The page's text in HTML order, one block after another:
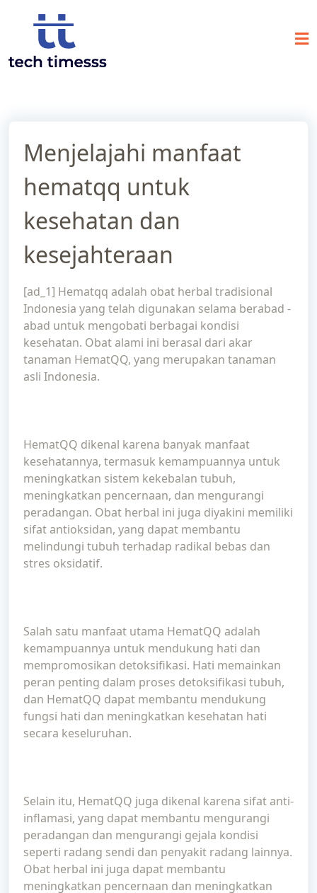
Menjelajahi manfaat
hematqq untuk
kesehatan dan
kesejahteraan
[ad_1] Hematqq adalah obat herbal tradisional
Indonesia yang telah digunakan selama berabad -
abad untuk mengobati berbagai kondisi
kesehatan. Obat alami ini berasal dari akar
tanaman HematQQ, yang merupakan tanaman
asli Indonesia.
HematQQ dikenal karena banyak manfaat
kesehatannya, termasuk kemampuannya untuk
meningkatkan sistem kekebalan tubuh,
meningkatkan pencernaan, dan mengurangi
peradangan. Obat herbal ini juga diyakini memiliki
sifat antioksidan, yang dapat membantu
melindungi tubuh terhadap radikal bebas dan
stres oksidatif.
Salah satu manfaat utama HematQQ adalah
kemampuannya untuk mendukung hati dan
mempromosikan detoksifikasi. Hati memainkan
peran penting dalam proses detoksifikasi tubuh,
dan HematQQ dapat membantu mendukung
fungsi hati dan meningkatkan kesehatan hati
secara keseluruhan.
Selain itu, HematQQ juga dikenal karena sifat anti-
inflamasi, yang dapat membantu mengurangi
peradangan dan mengurangi gejala kondisi
seperti radang sendi dan penyakit radang lainnya.
Obat herbal ini juga dapat membantu
meningkatkan pencernaan dan meningkatkan